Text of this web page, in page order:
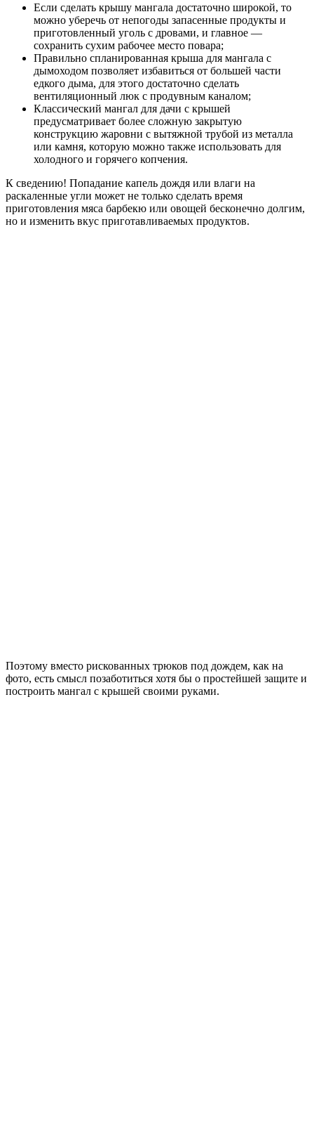
Если сделать крышу мангала достаточно широкой, то
можно уберечь от непогоды запасенные продукты и
приготовленный уголь с дровами, и главное —
сохранить сухим рабочее место повара;
Правильно спланированная крыша для мангала с
дымоходом позволяет избавиться от большей части
едкого дыма, для этого достаточно сделать
вентиляционный люк с продувным каналом;
Классический мангал для дачи с крышей
предусматривает более сложную закрытую
конструкцию жаровни с вытяжной трубой из металла
или камня, которую можно также использовать для
холодного и горячего копчения.
К сведению! Попадание капель дождя или влаги на
раскаленные угли может не только сделать время
приготовления мяса барбекю или овощей бесконечно долгим,
но и изменить вкус приготавливаемых продуктов.
Поэтому вместо рискованных трюков под дождем, как на
фото, есть смысл позаботиться хотя бы о простейшей защите и
построить мангал с крышей своими руками.